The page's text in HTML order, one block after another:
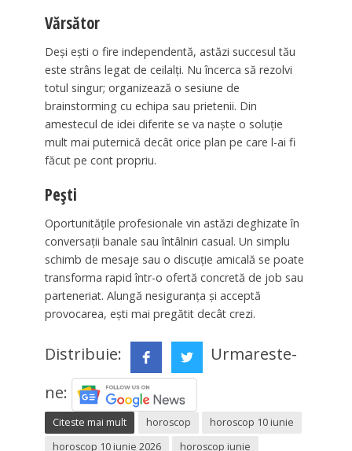
Vărsător
Deși ești o fire independentă, astăzi succesul tău
este strâns legat de ceilalți. Nu încerca să rezolvi
totul singur; organizează o sesiune de
brainstorming cu echipa sau prietenii. Din
amestecul de idei diferite se va naște o soluție
mult mai puternică decât orice plan pe care l-ai fi
făcut pe cont propriu.
Pești
Oportunitățile profesionale vin astăzi deghizate în
conversații banale sau întâlniri casual. Un simplu
schimb de mesaje sau o discuție amicală se poate
transforma rapid într-o ofertă concretă de job sau
parteneriat. Alungă nesiguranța și acceptă
provocarea, ești mai pregătit decât crezi.
Distribuie:
Urmareste-
ne:
Citeste mai mult horoscop
horoscop 10 iunie
horoscop 10 iunie 2026
horoscop iunie